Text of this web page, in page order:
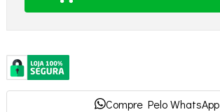
Compre Pelo WhatsApp